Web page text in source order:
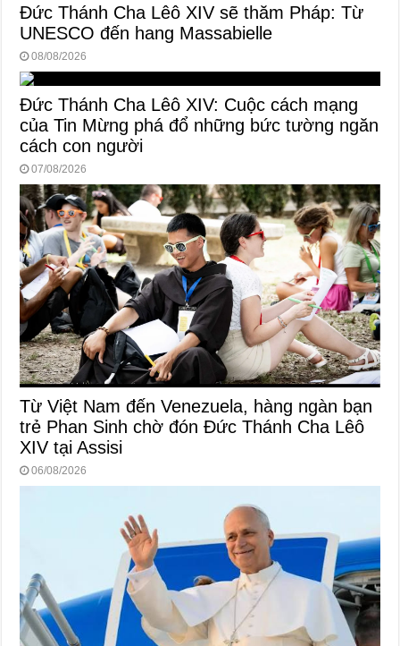
Đức Thánh Cha Lêô XIV sẽ thăm Pháp: Từ
UNESCO đến hang Massabielle
08/08/2026
Đức Thánh Cha Lêô XIV: Cuộc cách mạng
của Tin Mừng phá đổ những bức tường ngăn
cách con người
07/08/2026
Từ Việt Nam đến Venezuela, hàng ngàn bạn
trẻ Phan Sinh chờ đón Đức Thánh Cha Lêô
XIV tại Assisi
06/08/2026